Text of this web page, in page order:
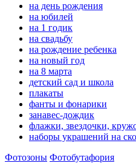
на день рождения
на юбилей
на 1 годик
на свадьбу
на рождение ребенка
на новый год
на 8 марта
детский сад и школа
плакаты
фанты и фонарики
занавес-дождик
флажки, звездочки,
наборы украшений на
Фотозоны Фотобутафория